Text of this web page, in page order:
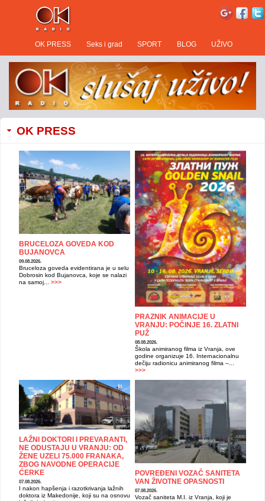
OK PRESS Seks i grad SPORT BLOG UŽIVO
OK PRESS
BRUCELOZA GOVEDA KOD
BUJANOVCA
09.08.2026.
Bruceloza goveda evidentirana je u selu
Dobrosin kod Bujanovca, koje se nalazi
na samoj... >>>
PRAZNIK ANIMACIJE U
VRANJU: POČINJE 16. ZLATNI
PUŽ
08.08.2026.
Škola animiranog filma iz Vranja, ove
godine organizuje 16. Internacionalnu
dečiju radionicu animiranog filma –...
>>>
LAŽNI DOKTORI I PREVARANTI,
NE ODUSTAJU U VRANJU: OD
ŽENE UZELI 75.000 FRANAKA,
ZBOG NAVODNE OPERACIJE
ĆERKE
07.08.2026.
I nakon hapšenja i razotkrivanja lažnih
doktora iz Makedonije, koji su na osnovu
POVREĐENI VOZAČ SANITETA
VAN ŽIVOTNE OPASNOSTI
07.08.2026.
Vozač saniteta M.I. iz Vranja, koji je